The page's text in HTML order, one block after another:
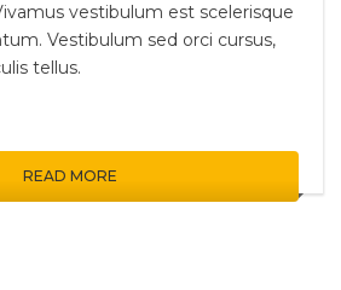
vestibulum est scelerisque
Vestibulum sed orci cursus,
tellus.
READ MORE